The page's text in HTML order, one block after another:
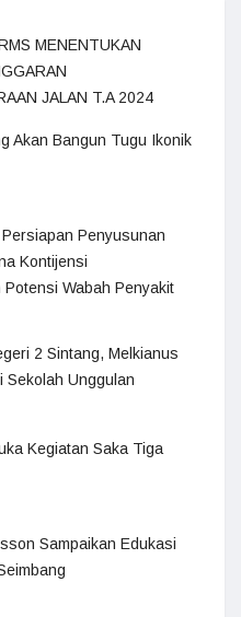
MENENTUKAN
JALAN T.A 2024
Akan Bangun Tugu Ikonik
Penyusunan
Kontijensi
Wabah Penyakit
2 Sintang, Melkianus
Sekolah Unggulan
Kegiatan Saka Tiga
Sampaikan Edukasi